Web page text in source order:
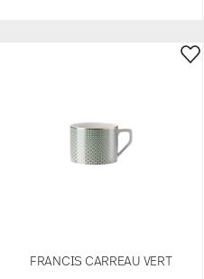
FRANCIS CARREAU VERT